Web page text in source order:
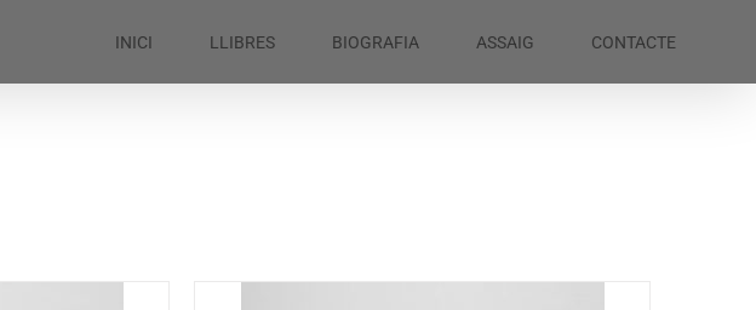
INICI LLIBRES BIOGRAFIA ASSAIG CONTACTE